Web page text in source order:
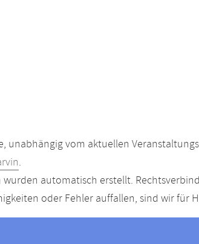
unabhängig vom aktuellen
.
automatisch erstellt.
oder Fehler auffallen, sind wir für